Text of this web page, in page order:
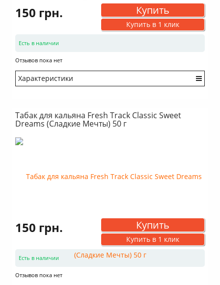
150 грн. Купить
Купить в 1 клик
Есть в наличии
Отзывов пока нет
Характеристики
Аромат: Свежий
Аромат: Ледяной
Аромат: Сладкий
Аромат: Травяной
Табак для кальяна Fresh Track Classic Sweet
Dreams (Сладкие Мечты) 50 г
150 грн. Купить
Купить в 1 клик
Есть в наличии
Отзывов пока нет